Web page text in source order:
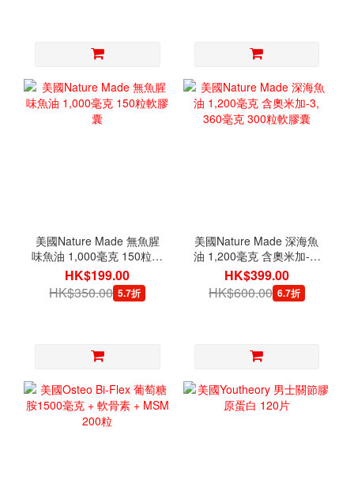
美國Nature Made 無魚腥
味魚油 1,000毫克 150粒軟
膠囊
HK$199.00
HK$350.00 5.7折
美國Nature Made 深海魚
油 1,200毫克 含奧米加-3,
360毫克 300粒軟膠囊
HK$399.00
HK$600.00 6.7折